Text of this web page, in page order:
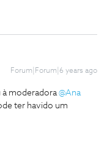
Forum|Forum|6 years ago
à moderadora@Ana
ter havido um